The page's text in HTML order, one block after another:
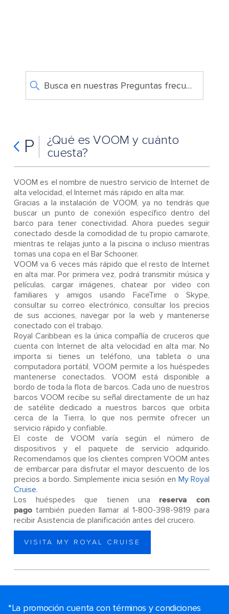
Busca en nuestras Preguntas frecuentes
P
¿Qué es VOOM y cuánto
cuesta?
VOOM es el nombre de nuestro servicio de Internet de
alta velocidad, el Internet más rápido en alta mar.
Gracias a la instalación de VOOM, ya no tendrás que
buscar un punto de conexión específico dentro del
barco para tener conectividad. Ahora puedes seguir
conectado desde la comodidad de tu propio camarote,
mientras te relajas junto a la piscina o incluso mientras
tomas una copa en el Bar Schooner.
VOOM va 6 veces más rápido que el resto de Internet
en alta mar. Por primera vez, podrá transmitir música y
películas, cargar imágenes, chatear por video con
familiares y amigos usando FaceTime o Skype,
consultar su correo electrónico, consultar los precios
de sus acciones, navegar por la web y mantenerse
conectado con el trabajo.
Royal Caribbean es la única compañía de cruceros que
cuenta con Internet de alta velocidad en alta mar. No
importa si tienes un teléfono, una tableta o una
computadora portátil, VOOM permite a los huéspedes
mantenerse conectados. VOOM está disponible a
bordo de toda la flota de barcos. Cada uno de nuestros
barcos VOOM recibe su señal directamente de un haz
de satélite dedicado a nuestros barcos que orbita
cerca de la Tierra, lo que nos permite ofrecer un
servicio rápido y confiable.
El coste de VOOM varía según el número de
dispositivos y el paquete de servicio adquirido.
Recomendamos que los clientes compren VOOM antes
de embarcar para disfrutar el mayor descuento de los
precios a bordo. Simplemente inicia sesión en My Royal
Cruise.
Los huéspedes que tienen una reserva con
pago también pueden llamar al 1-800-398-9819 para
recibir Asistencia de planificación antes del crucero.
VISITA MY ROYAL CRUISE
*La promoción cuenta con términos y condiciones